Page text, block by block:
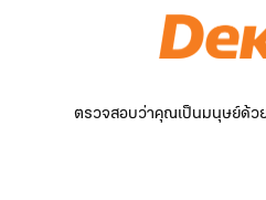
ตรวจสอบว่าคุณเป็นมนุษย์ด้ว